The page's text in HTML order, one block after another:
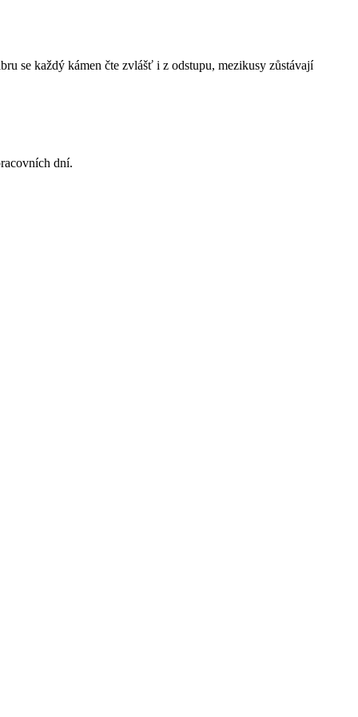
se každý kámen čte zvlášť i z odstupu, mezikusy zůstávají
dní.